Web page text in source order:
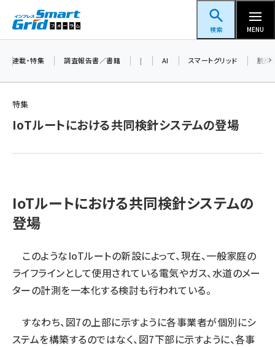
ン
スマートグリッドフォーラム
検索 MENU
新井宏征 (277)
大串 (210)
aitras (176)
タンデム (140)
連載・特集 調査報告書／書籍 | AI スマートグリッド 脱炭
特集
IoTルートにおける共同検針システムの登場
IoTルートにおける共同検針システムの
登場
このようなIoTルートの新設によって、現在、一般家庭の
ライフラインとして使用されている電気やガス、水道のメー
ターの計測を一本化する検討も行われている。
すなわち、図7の上部に示すように各事業者が個別にシ
ステムを構築するのではなく、図7下部に示すように、各事